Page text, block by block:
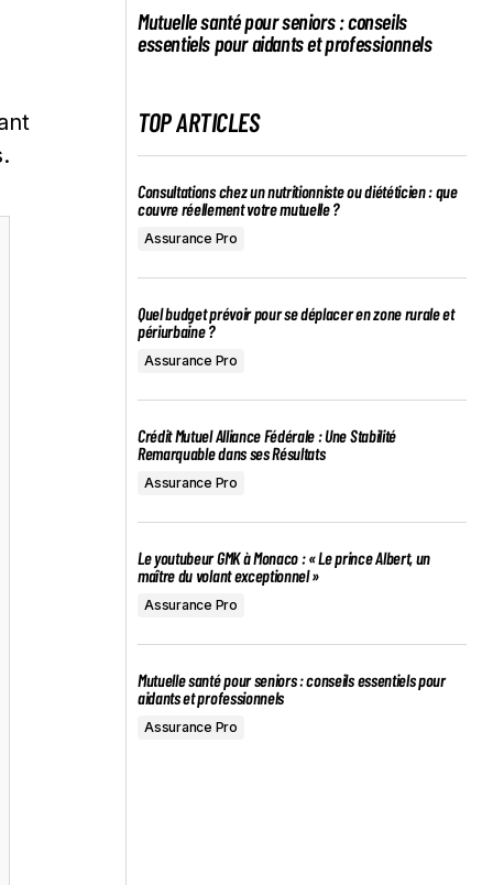
Mutuelle santé pour seniors : conseils
essentiels pour aidants et professionnels
TOP ARTICLES
Consultations chez un nutritionniste ou diététicien : que
couvre réellement votre mutuelle ?
Assurance Pro
Quel budget prévoir pour se déplacer en zone rurale et
périurbaine ?
Assurance Pro
Crédit Mutuel Alliance Fédérale : Une Stabilité
Remarquable dans ses Résultats
Assurance Pro
Le youtubeur GMK à Monaco : « Le prince Albert, un
maître du volant exceptionnel »
Assurance Pro
Mutuelle santé pour seniors : conseils essentiels pour
aidants et professionnels
Assurance Pro